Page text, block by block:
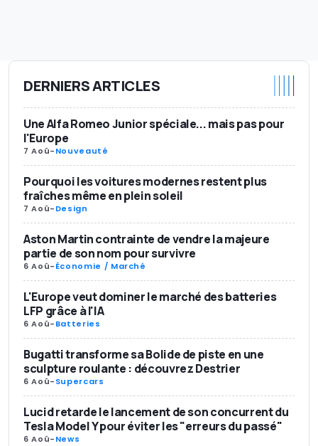
DERNIERS ARTICLES
Une Alfa Romeo Junior spéciale... mais pas pour
l'Europe
7 Aoû-Nouveauté
Pourquoi les voitures modernes restent plus
fraîches même en plein soleil
7 Aoû-Design
Aston Martin contrainte de vendre la majeure
partie de son nom pour survivre
6 Aoû-Économie / Marché
L'Europe veut dominer le marché des batteries
LFP grâce à l'IA
6 Aoû-Batteries
Bugatti transforme sa Bolide de piste en une
sculpture roulante : découvrez Destrier
6 Aoû-Supercars
Lucid retarde le lancement de son concurrent du
Tesla Model Y pour éviter les "erreurs du passé"
6 Aoû-News